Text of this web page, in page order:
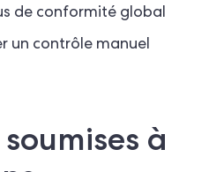
de conformité global
un contrôle manuel
à